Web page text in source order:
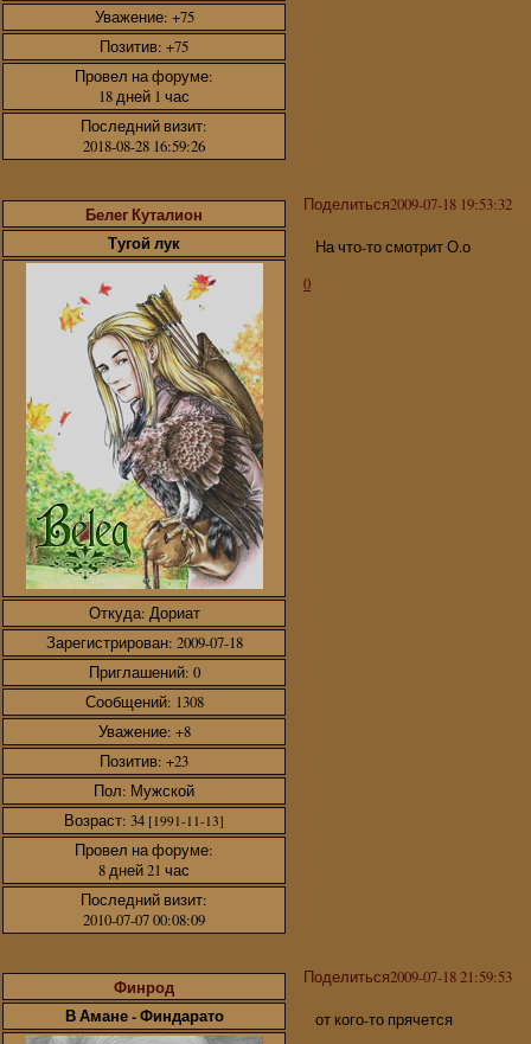
Уважение: +75
Позитив: +75
Провел на форуме:
18 дней 1 час
Последний визит:
2018-08-28 16:59:26
Поделиться2009-07-18 19:53:32
Белег Куталион
Тугой лук
Откуда: Дориат
Зарегистрирован: 2009-07-18
Приглашений: 0
Сообщений: 1308
Уважение: +8
Позитив: +23
Пол: Мужской
Возраст: 34 [1991-11-13]
Провел на форуме:
8 дней 21 час
Последний визит:
2010-07-07 00:08:09
На что-то смотрит О.о
0
Поделиться2009-07-18 21:59:53
Финрод
В Амане - Финдарато
от кого-то прячется